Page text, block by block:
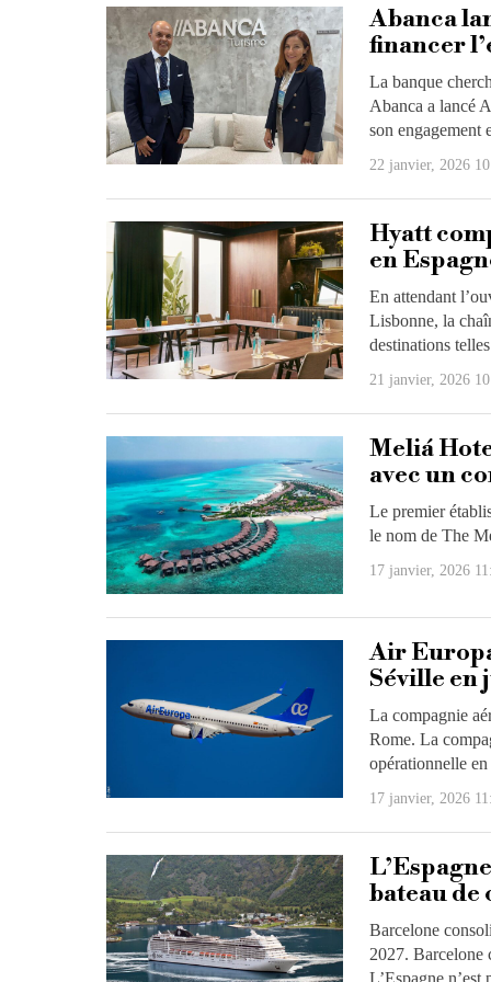
Abanca
financer
La banque
Abanca a lancé
son engagement
22 janvier, 2026
Hyatt
en
En attendant
Lisbonne, la
destinations telles
21 janvier, 2026
Meliá
avec un
Le premier
le nom de The
17 janvier, 2026
Air
Séville en
La compagnie
Rome. La
opérationnelle
17 janvier, 2026
bateau
Barcelone
2027. Barcelone